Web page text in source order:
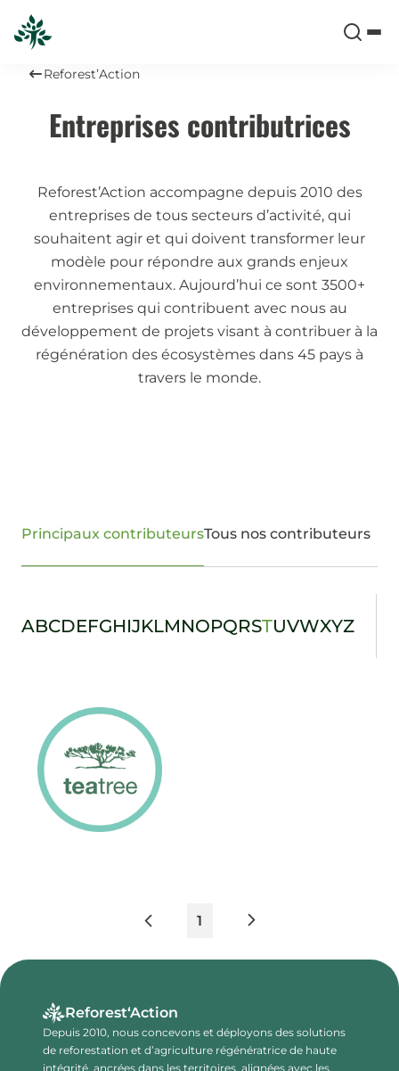
Reforest’Action
Entreprises contributrices
Reforest’Action accompagne depuis 2010 des
entreprises de tous secteurs d’activité, qui
souhaitent agir et qui doivent transformer leur
modèle pour répondre aux grands enjeux
environnementaux. Aujourd’hui ce sont 3500+
entreprises qui contribuent avec nous au
développement de projets visant à contribuer à la
régénération des écosystèmes dans 45 pays à
travers le monde.
Principaux contributeursTous nos contributeurs
ABCDEFGHIJKLMNOPQRSTUVWXYZ
1
Reforest‘Action
Depuis 2010, nous concevons et déployons des solutions
de reforestation et d’agriculture régénératrice de haute
intégrité, ancrées dans les territoires, alignées avec les